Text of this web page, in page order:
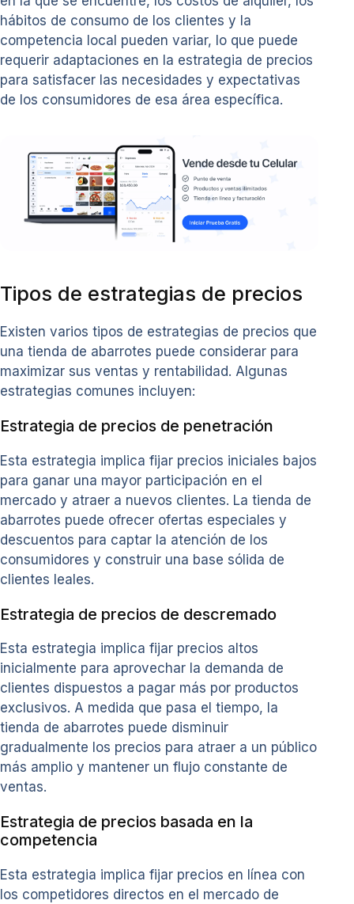
hábitos de consumo de los clientes y la
competencia local pueden variar, lo que puede
requerir adaptaciones en la estrategia de precios
para satisfacer las necesidades y expectativas
de los consumidores de esa área específica.
Tipos de estrategias de precios
Existen varios tipos de estrategias de precios que
una tienda de abarrotes puede considerar para
maximizar sus ventas y rentabilidad. Algunas
estrategias comunes incluyen:
Estrategia de precios de penetración
Esta estrategia implica fijar precios iniciales bajos
para ganar una mayor participación en el
mercado y atraer a nuevos clientes. La tienda de
abarrotes puede ofrecer ofertas especiales y
descuentos para captar la atención de los
consumidores y construir una base sólida de
clientes leales.
Estrategia de precios de descremado
Esta estrategia implica fijar precios altos
inicialmente para aprovechar la demanda de
clientes dispuestos a pagar más por productos
exclusivos. A medida que pasa el tiempo, la
tienda de abarrotes puede disminuir
gradualmente los precios para atraer a un público
más amplio y mantener un flujo constante de
ventas.
Estrategia de precios basada en la
competencia
Esta estrategia implica fijar precios en línea con
los competidores directos en el mercado de